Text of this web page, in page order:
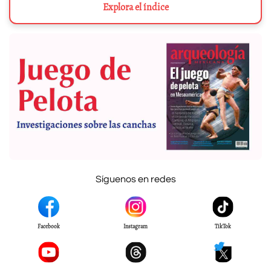
Explora el índice
Síguenos en redes
Facebook Instagram TikTok